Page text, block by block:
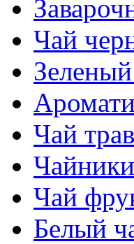
Чай
Чай
Чай
Белый